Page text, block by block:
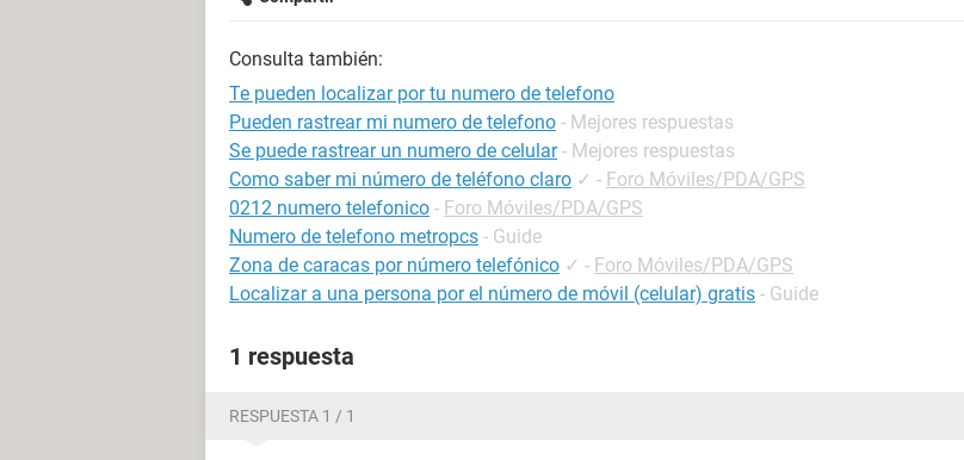
Consulta también:
Te pueden localizar por tu numero de telefono
Pueden rastrear mi numero de telefono - Mejores respuestas
Se puede rastrear un numero de celular - Mejores respuestas
Como saber mi número de teléfono claro ✓ - Foro Móviles/PDA/GPS
0212 numero telefonico - Foro Móviles/PDA/GPS
Numero de telefono metropcs - Guide
Zona de caracas por número telefónico ✓ - Foro Móviles/PDA/GPS
Localizar a una persona por el número de móvil (celular) gratis - Guide
1 respuesta
RESPUESTA 1 / 1